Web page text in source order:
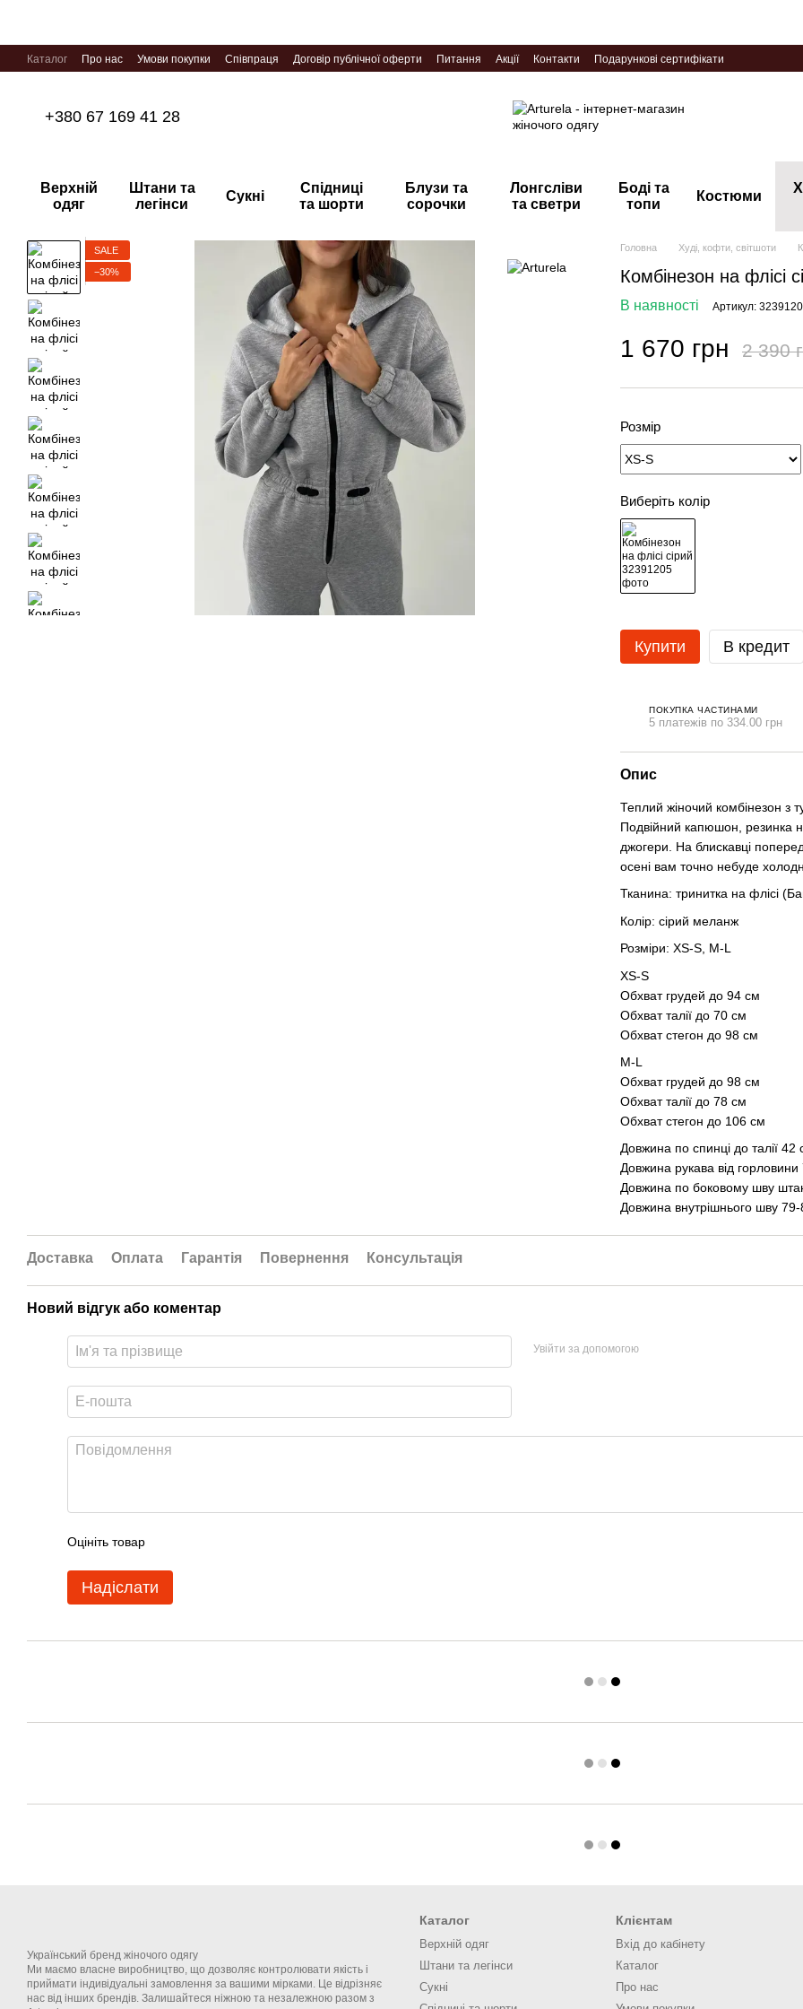
Каталог Про нас Умови покупки Співпраця Договір публічної оферти Питання Акції Контакти Подарункові сертифікати
+380 67 169 41 28
Верхній
одяг
Штани та
легінси
Сукні
Спідниці
та шорти
Блузи та
сорочки
Лонгсліви
та светри
Боді та
топи
Костюми
SALE
−30%
Головна Худі, кофти, світшоти
Комбінезон на флісі
В наявності Артикул:
1 670 грн 2 390
Розмір
Виберіть колір
Купити В кредит
ПОКУПКА ЧАСТИНАМИ
5 платежів по 334.00 грн
Опис
Теплий жіночий комбінезон з
Подвійний капюшон, резинка
джогери. На блискавці
осені вам точно небуде
Тканина: тринитка на флісі
Колір: сірий меланж
Розміри: XS-S, M-L
XS-S
Обхват грудей до 94 см
Обхват талії до 70 см
Обхват стегон до 98 см
М-L
Обхват грудей до 98 см
Обхват талії до 78 см
Обхват стегон до 106 см
Довжина по спинці до талії 42
Довжина рукава від
Довжина по боковому шву
Довжина внутрішнього шву
Доставка Оплата Гарантія Повернення Консультація
Новий відгук або коментар
Увійти за допомогою
Оцініть товар
Надіслати
Український бренд жіночого одягу
Ми маємо власне виробництво, що дозволяє контролювати якість і
приймати індивідуальні замовлення за вашими мірками. Це відрізняє
нас від інших брендів. Залишайтеся ніжною та незалежною разом з
Каталог
Верхній одяг
Штани та легінси
Сукні
Клієнтам
Вхід до кабінету
Каталог
Про нас